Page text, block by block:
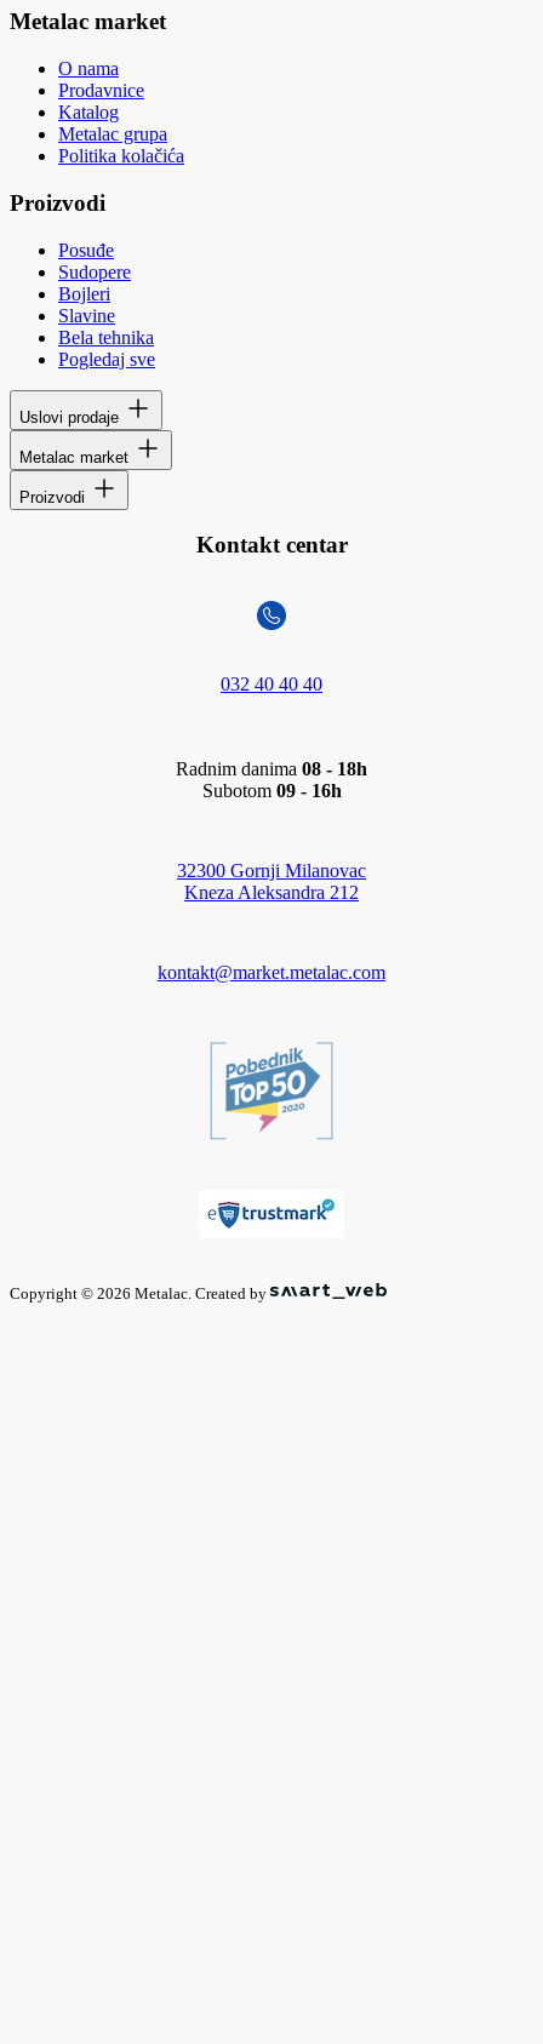
Metalac market
O nama
Prodavnice
Katalog
Metalac grupa
Politika kolačića
Proizvodi
Posuđe
Sudopere
Bojleri
Slavine
Bela tehnika
Pogledaj sve
Uslovi prodaje
Metalac market
Proizvodi
Kontakt centar
032 40 40 40
Radnim danima 08 - 18h
Subotom 09 - 16h
32300 Gornji Milanovac
Kneza Aleksandra 212
kontakt@market.metalac.com
Copyright © 2026 Metalac. Created by